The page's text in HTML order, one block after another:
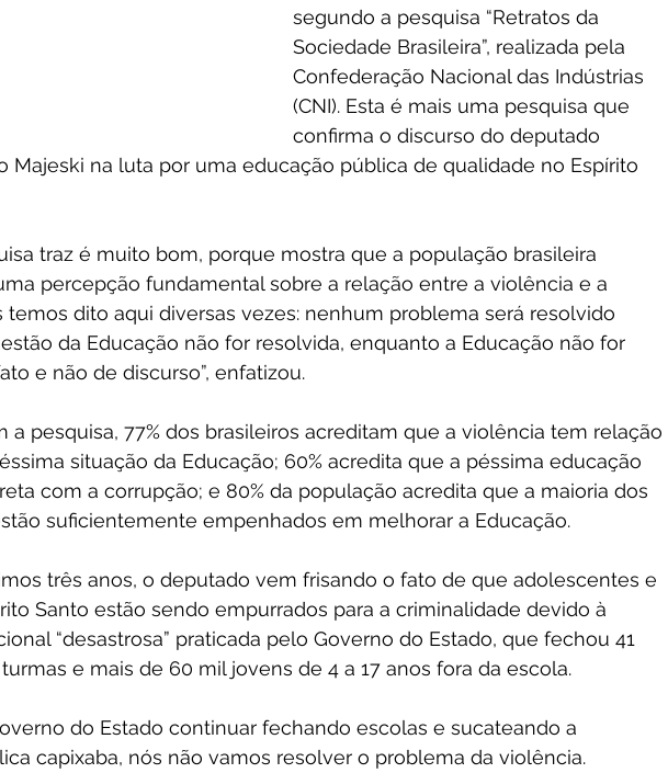
segundo a pesquisa “Retratos da
Sociedade Brasileira”, realizada pela
Confederação Nacional das Indústrias
(CNI). Esta é mais uma pesquisa que
confirma o discurso do deputado
Majeski na luta por uma educação pública de qualidade no Espírito
traz é muito bom, porque mostra que a população brasileira
percepção fundamental sobre a relação entre a violência e a
temos dito aqui diversas vezes: nenhum problema será resolvido
da Educação não for resolvida, enquanto a Educação não for
e não de discurso”, enfatizou.
a pesquisa, 77% dos brasileiros acreditam que a violência tem relação
situação da Educação; 60% acredita que a péssima educação
com a corrupção; e 80% da população acredita que a maioria dos
suficientemente empenhados em melhorar a Educação.
três anos, o deputado vem frisando o fato de que adolescentes e
Santo estão sendo empurrados para a criminalidade devido à
“desastrosa” praticada pelo Governo do Estado, que fechou 41
e mais de 60 mil jovens de 4 a 17 anos fora da escola.
do Estado continuar fechando escolas e sucateando a
capixaba, nós não vamos resolver o problema da violência.